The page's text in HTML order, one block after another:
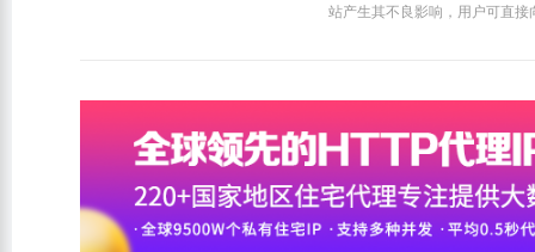
站产生其不良影响，用户可直